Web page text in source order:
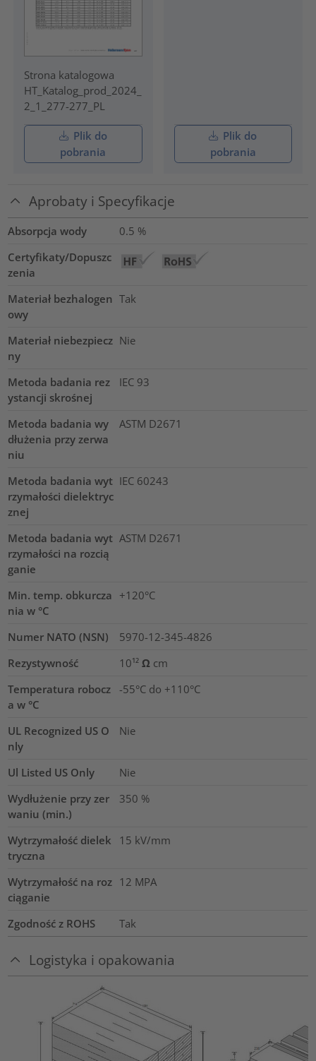
Strona katalogowa
HT_Katalog_prod_2024_
2_1_277-277_PL
Plik do
pobrania
Plik do
pobrania
Aprobaty i Specyfikacje
Absorpcja wody 0.5 %
Certyfikaty/Dopuszc
zenia
Materiał bezhalogen
owy
Tak
Materiał niebezpiecz
ny
Nie
Metoda badania rez
ystancji skrośnej
IEC 93
Metoda badania wy
dłużenia przy zerwa
niu
ASTM D2671
Metoda badania wyt
rzymałości dielektryc
znej
IEC 60243
Metoda badania wyt
rzymałości na rozcią
ganie
ASTM D2671
Min. temp. obkurcza
nia w °C
+120°C
Numer NATO (NSN)
5970-12-345-4826
Rezystywność
10¹² Ω cm
Temperatura robocz
a w °C
-55°C do +110°C
UL Recognized US O
nly
Nie
Ul Listed US Only
Nie
Wydłużenie przy zer
waniu (min.)
350 %
Wytrzymałość dielek
tryczna
15 kV/mm
Wytrzymałość na roz
ciąganie
12 MPA
Zgodność z ROHS Tak
Logistyka i opakowania